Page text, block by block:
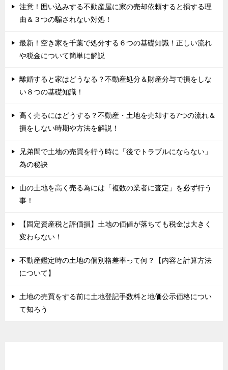
注意！囲い込みする不動産屋に家の売却依頼すると損する理
由＆３つの騙されない対処！
最新！空き家を千葉で処分する６つの基礎知識！正しい流れ
や税金について簡単に解説
離婚すると家はどうなる？不動産処分＆財産分与で損をしな
い８つの基礎知識！
高く売るにはどうする？不動産・土地を売却する7つの流れ＆
損をしない時期や方法を解説！
兄弟間で土地の売買を行う時に「後でトラブルにならない」
為の秘訣
山の土地を高く売る為には「複数の業者に査定」を必ず行う
事！
【固定資産税と評価損】土地の価値が落ちても税金は大きく
変わらない！
不動産鑑定時の土地の個別格差率って何？【内容と計算方法
について】
土地の売買をする前に土地登記手数料と地価公示価格につい
て知ろう